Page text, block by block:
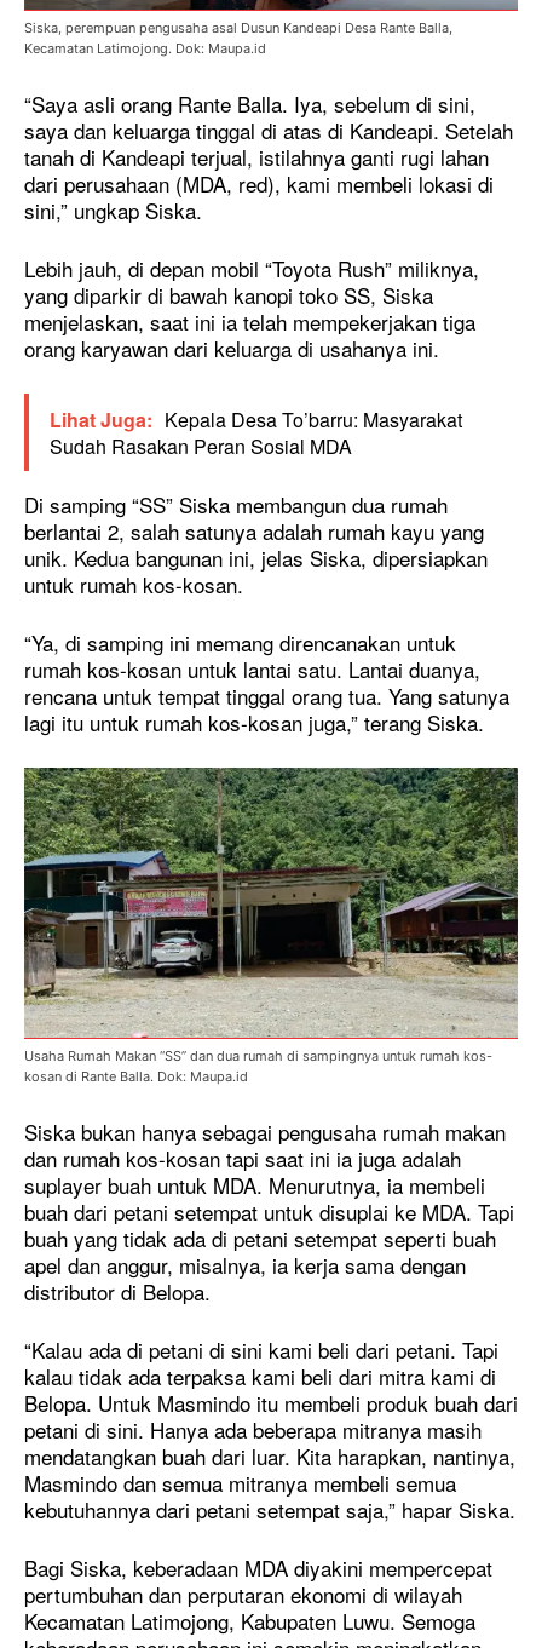
Siska, perempuan pengusaha asal Dusun Kandeapi Desa Rante Balla,
Kecamatan Latimojong. Dok: Maupa.id
“Saya asli orang Rante Balla. Iya, sebelum di sini,
saya dan keluarga tinggal di atas di Kandeapi. Setelah
tanah di Kandeapi terjual, istilahnya ganti rugi lahan
dari perusahaan (MDA, red), kami membeli lokasi di
sini,” ungkap Siska.
Lebih jauh, di depan mobil “Toyota Rush” miliknya,
yang diparkir di bawah kanopi toko SS, Siska
menjelaskan, saat ini ia telah mempekerjakan tiga
orang karyawan dari keluarga di usahanya ini.
Lihat Juga: Kepala Desa To’barru: Masyarakat
Sudah Rasakan Peran Sosial MDA
Di samping “SS” Siska membangun dua rumah
berlantai 2, salah satunya adalah rumah kayu yang
unik. Kedua bangunan ini, jelas Siska, dipersiapkan
untuk rumah kos-kosan.
“Ya, di samping ini memang direncanakan untuk
rumah kos-kosan untuk lantai satu. Lantai duanya,
rencana untuk tempat tinggal orang tua. Yang satunya
lagi itu untuk rumah kos-kosan juga,” terang Siska.
Usaha Rumah Makan “SS” dan dua rumah di sampingnya untuk rumah kos-
kosan di Rante Balla. Dok: Maupa.id
Siska bukan hanya sebagai pengusaha rumah makan
dan rumah kos-kosan tapi saat ini ia juga adalah
suplayer buah untuk MDA. Menurutnya, ia membeli
buah dari petani setempat untuk disuplai ke MDA. Tapi
buah yang tidak ada di petani setempat seperti buah
apel dan anggur, misalnya, ia kerja sama dengan
distributor di Belopa.
“Kalau ada di petani di sini kami beli dari petani. Tapi
kalau tidak ada terpaksa kami beli dari mitra kami di
Belopa. Untuk Masmindo itu membeli produk buah dari
petani di sini. Hanya ada beberapa mitranya masih
mendatangkan buah dari luar. Kita harapkan, nantinya,
Masmindo dan semua mitranya membeli semua
kebutuhannya dari petani setempat saja,” hapar Siska.
Bagi Siska, keberadaan MDA diyakini mempercepat
pertumbuhan dan perputaran ekonomi di wilayah
Kecamatan Latimojong, Kabupaten Luwu. Semoga